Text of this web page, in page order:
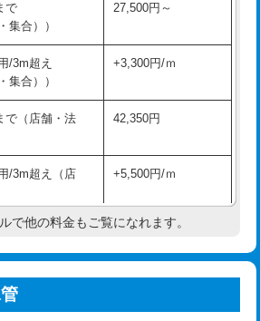
16,500円
現場見積
での価格です。
止め)
具設置) 5,500円
使用（バンド止
5,500円
削・埋め戻し作
11,000円
VP・HI）使
で
集合））
27,500円～
/3m超え
集合））
+3,300円/ｍ
で（店舗・法
42,350円
/3m超え（店
+5,500円/ｍ
現地調査
で
で他の料金もご覧になれます。